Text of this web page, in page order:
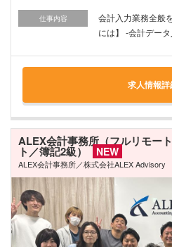
仕事内容
会計入力業務全般
には】 -会計デー
求人情報
ALEX会計事務所（フルリモー
ト／簿記2級） NEW
ALEX会計事務所／株式会社ALEX Advisory